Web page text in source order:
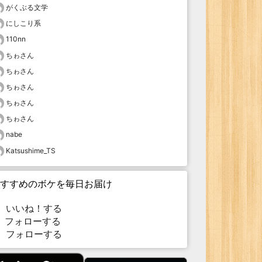
がくぶる文学
にしこり系
110nn
ちゎさん
ちゎさん
ちゎさん
ちゎさん
ちゎさん
nabe
Katsushime_TS
すめのボケを毎日お届け
いいね！する
ォローする
フォローする